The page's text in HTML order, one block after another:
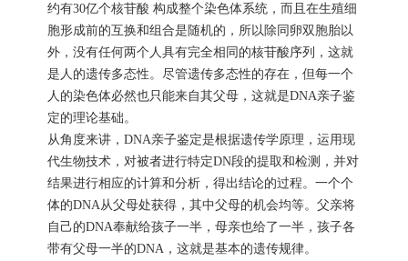
约有30亿个核苷酸 构成整个染色体系统，而且在生殖细
胞形成前的互换和组合是随机的，所以除同卵双胞胎以
外，没有任何两个人具有完全相同的核苷酸序列，这就
是人的遗传多态性。尽管遗传多态性的存在，但每一个
人的染色体必然也只能来自其父母，这就是DNA亲子鉴
定的理论基础。
从角度来讲，DNA亲子鉴定是根据遗传学原理，运用现
代生物技术，对被者进行特定DN段的提取和检测，并对
结果进行相应的计算和分析，得出结论的过程。一个个
体的DNA从父母处获得，其中父母的机会均等。父亲将
自己的DNA奉献给孩子一半，母亲也给了一半，孩子各
带有父母一半的DNA，这就是基本的遗传规律。